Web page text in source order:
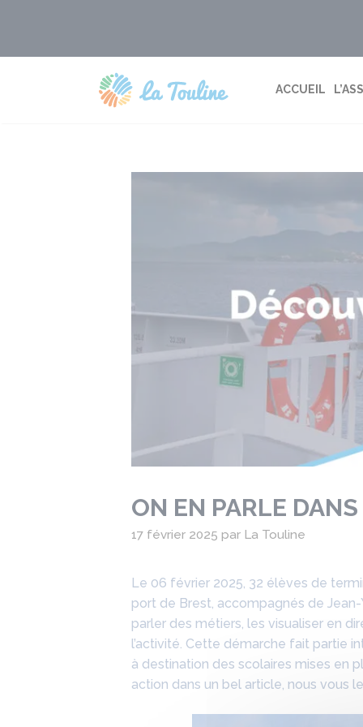
contenu
ACCUEIL
ON EN PARLE
17 février 2025 par La Touline
Le 06 février 2025, 32 élèves de
port de Brest, accompagnés de
parler des métiers, les visualiser en
l’activité. Cette démarche fait partie
à destination des scolaires mises en
action dans un bel article, nous vous